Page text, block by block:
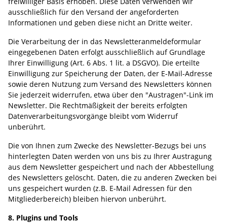
ausschließlich für den Versand der angeforderten
Informationen und geben diese nicht an Dritte weiter.
Die Verarbeitung der in das Newsletteranmeldeformular
eingegebenen Daten erfolgt ausschließlich auf Grundlage
Ihrer Einwilligung (Art. 6 Abs. 1 lit. a DSGVO). Die erteilte
Einwilligung zur Speicherung der Daten, der E-Mail-Adresse
sowie deren Nutzung zum Versand des Newsletters können
Sie jederzeit widerrufen, etwa über den "Austragen"-Link im
Newsletter. Die Rechtmäßigkeit der bereits erfolgten
Datenverarbeitungsvorgänge bleibt vom Widerruf
unberührt.
Die von Ihnen zum Zwecke des Newsletter-Bezugs bei uns
hinterlegten Daten werden von uns bis zu Ihrer Austragung
aus dem Newsletter gespeichert und nach der Abbestellung
des Newsletters gelöscht. Daten, die zu anderen Zwecken bei
uns gespeichert wurden (z.B. E-Mail Adressen für den
Mitgliederbereich) bleiben hiervon unberührt.
8. Plugins und Tools